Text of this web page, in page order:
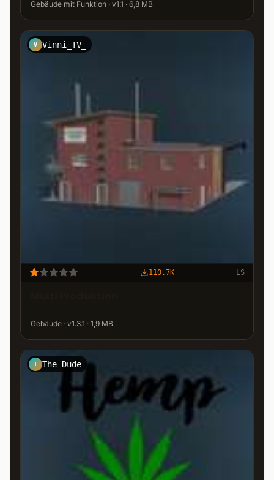
Gebäude mit Funktion · v1.1 · 6,8 MB
V Vinni_TV_
110.7K LS
Gebäude · v1.3.1 · 1,9 MB
T The_Dude